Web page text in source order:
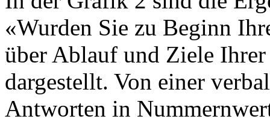
«Wurden Sie zu Beginn
über Ablauf und Ziele
dargestellt. Von einer
Antworten in